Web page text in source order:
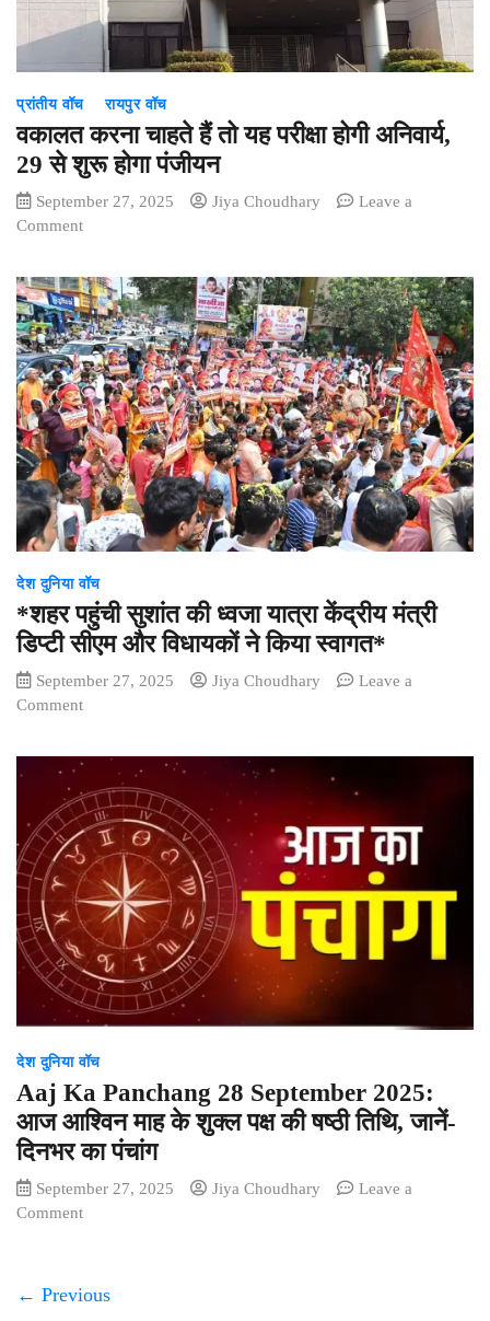
30
अधिक
की
हुई
मौत
प्रांतीय वॉच रायपुर वॉच
वकालत करना चाहते हैं तो यह परीक्षा होगी अनिवार्य,
29 से शुरू होगा पंजीयन
September 27, 2025 Jiya Choudhary
Leave a
Commenton
चाहते
हैं
तो
यह
परीक्षा
होगी
अनिवार्य,
29
से
शुरू
होगा
देश दुनिया वॉच
*शहर पहुंची सुशांत की ध्वजा यात्रा केंद्रीय मंत्री
डिप्टी सीएम और विधायकों ने किया स्वागत*
September 27, 2025 Jiya Choudhary
Leave a
Commenton
की
ध्वजा
यात्रा
केंद्रीय
मंत्री
डिप्टी
सीएम
और
विधायकों
ने
स्वागत*
देश दुनिया वॉच
Aaj Ka Panchang 28 September 2025:
आज आश्विन माह के शुक्ल पक्ष की षष्ठी तिथि, जानें-
दिनभर का पंचांग
September 27, 2025 Jiya Choudhary
Leave a
Commenton
28
← Previous